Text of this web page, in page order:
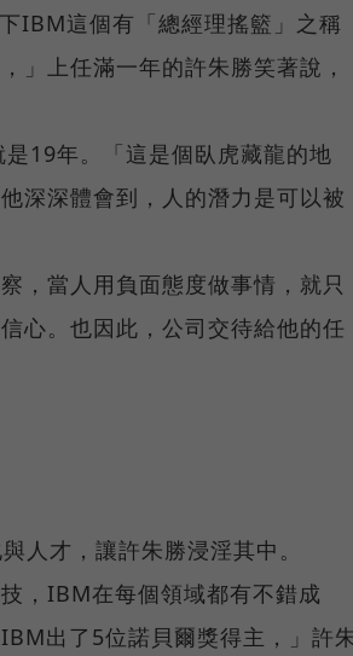
IBM這個有「總經理搖籃」之稱
」上任滿一年的許朱勝笑著說，
19年。「這是個臥虎藏龍的地
深深體會到，人的潛力是可以被
，當人用負面態度做事情，就只
心。也因此，公司交待給他的任
人才，讓許朱勝浸淫其中。
，IBM在每個領域都有不錯成
出了5位諾貝爾獎得主，」許